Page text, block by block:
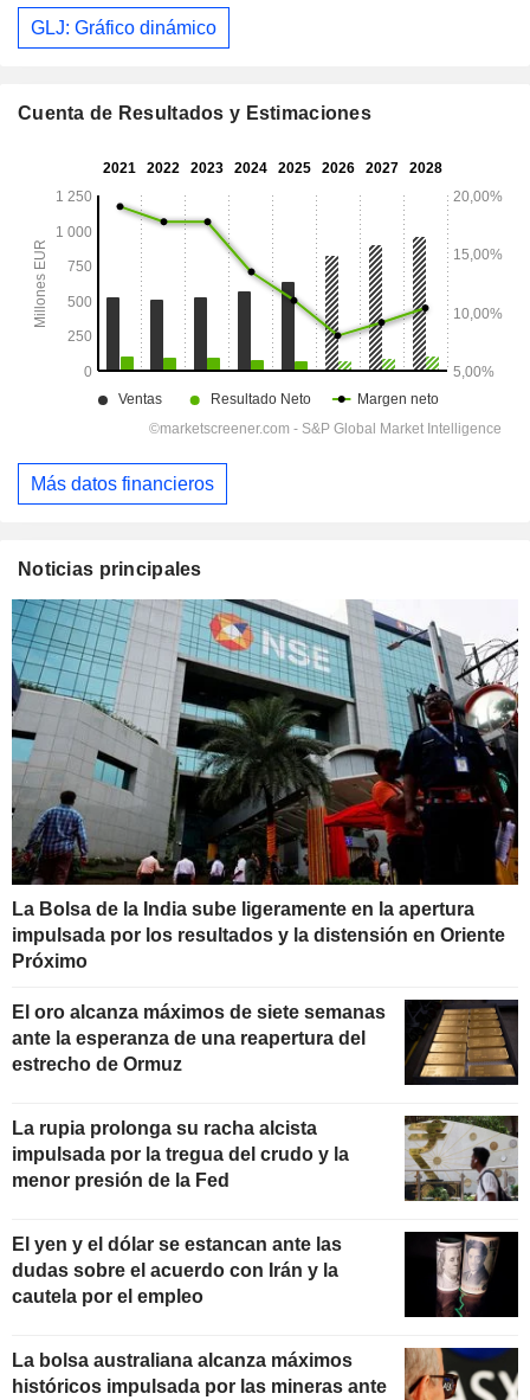
GLJ: Gráfico dinámico
Cuenta de Resultados y Estimaciones
Más datos financieros
Noticias principales
La Bolsa de la India sube ligeramente en la apertura
impulsada por los resultados y la distensión en Oriente
Próximo
El oro alcanza máximos de siete semanas
ante la esperanza de una reapertura del
estrecho de Ormuz
La rupia prolonga su racha alcista
impulsada por la tregua del crudo y la
menor presión de la Fed
El yen y el dólar se estancan ante las
dudas sobre el acuerdo con Irán y la
cautela por el empleo
La bolsa australiana alcanza máximos
históricos impulsada por las mineras ante